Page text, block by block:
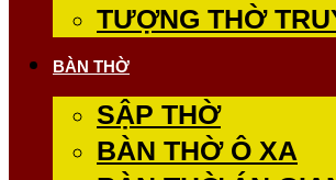
TƯỢNG THỜ
BÀN THỜ
SẬP THỜ
BÀN THỜ Ô XA